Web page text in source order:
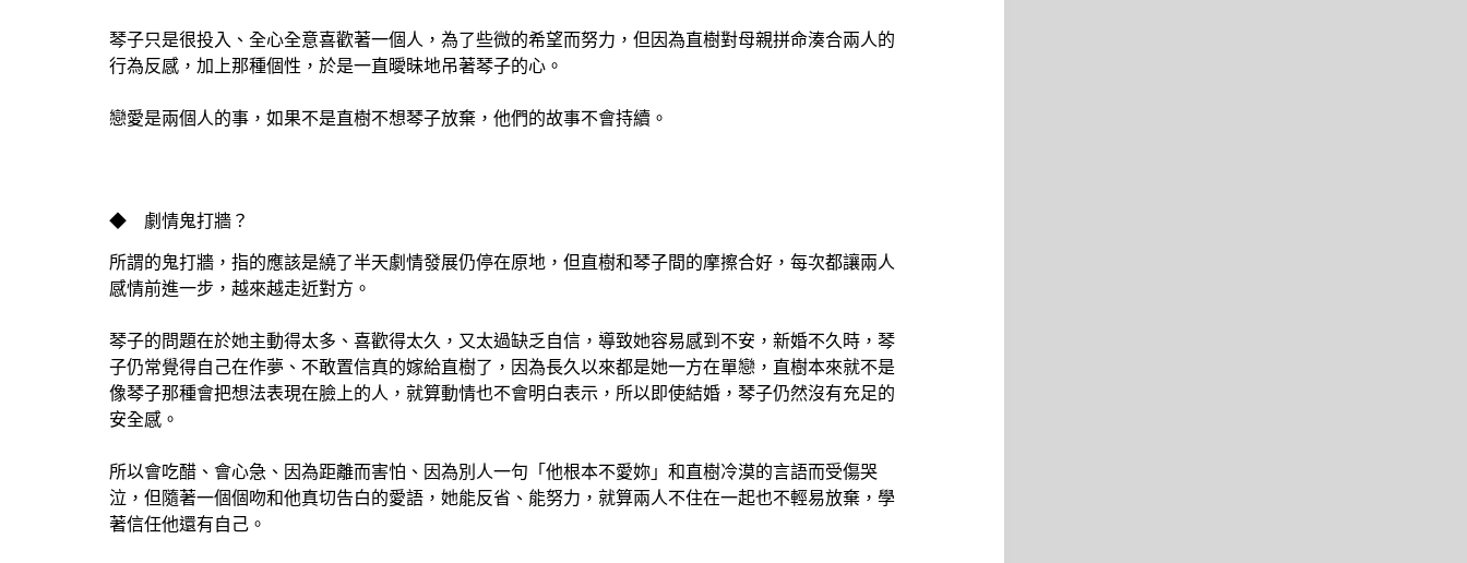
琴子只是很投入、全心全意喜歡著一個人，為了些微的希望而努力，但因為直樹對母親拼命湊合兩人的
行為反感，加上那種個性，於是一直曖昧地吊著琴子的心。
戀愛是兩個人的事，如果不是直樹不想琴子放棄，他們的故事不會持續。
◆ 劇情鬼打牆？
所謂的鬼打牆，指的應該是繞了半天劇情發展仍停在原地，但直樹和琴子間的摩擦合好，每次都讓兩人
感情前進一步，越來越走近對方。
琴子的問題在於她主動得太多、喜歡得太久，又太過缺乏自信，導致她容易感到不安，新婚不久時，琴
子仍常覺得自己在作夢、不敢置信真的嫁給直樹了，因為長久以來都是她一方在單戀，直樹本來就不是
像琴子那種會把想法表現在臉上的人，就算動情也不會明白表示，所以即使結婚，琴子仍然沒有充足的
安全感。
所以會吃醋、會心急、因為距離而害怕、因為別人一句「他根本不愛妳」和直樹冷漠的言語而受傷哭
泣，但隨著一個個吻和他真切告白的愛語，她能反省、能努力，就算兩人不住在一起也不輕易放棄，學
著信任他還有自己。